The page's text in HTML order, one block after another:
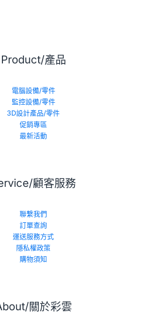
Product/產品
電腦設備/零件
監控設備/零件
3D設計產品/零件
促銷專區
最新活動
顧客服務
聯繫我們
訂單查詢
運送服務方式
隱私權政策
購物須知
關於彩雲